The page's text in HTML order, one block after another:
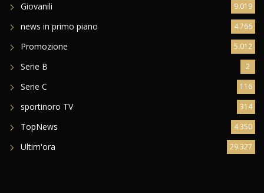
Giovanili 9.019
news in primo piano 4.766
Promozione 5.012
Serie B 2
Serie C 116
sportinoro TV 314
TopNews 4.350
Ultim'ora 29.327